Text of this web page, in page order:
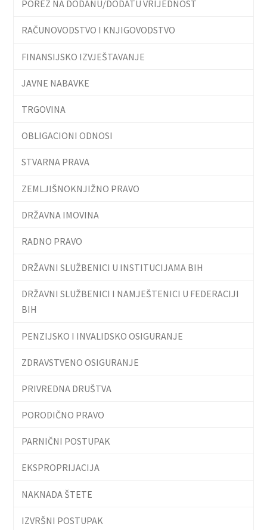
POREZ NA DODANU/DODATU VRIJEDNOST
RAČUNOVODSTVO I KNJIGOVODSTVO
FINANSIJSKO IZVJEŠTAVANJE
JAVNE NABAVKE
TRGOVINA
OBLIGACIONI ODNOSI
STVARNA PRAVA
ZEMLJIŠNOKNJIŽNO PRAVO
DRŽAVNA IMOVINA
RADNO PRAVO
DRŽAVNI SLUŽBENICI U INSTITUCIJAMA BIH
DRŽAVNI SLUŽBENICI I NAMJEŠTENICI U FEDERACIJI
BIH
PENZIJSKO I INVALIDSKO OSIGURANJE
ZDRAVSTVENO OSIGURANJE
PRIVREDNA DRUŠTVA
PORODIČNO PRAVO
PARNIČNI POSTUPAK
EKSPROPRIJACIJA
NAKNADA ŠTETE
IZVRŠNI POSTUPAK